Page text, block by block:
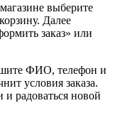
выберите
Далее
заказ» или
ФИО, телефон и
условия заказа.
и радоваться новой